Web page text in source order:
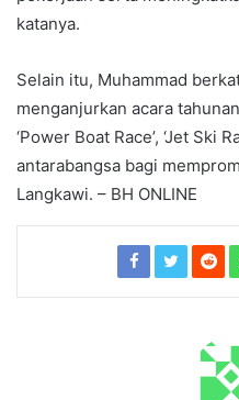
katanya.
Selain itu, Muhammad
menganjurkan acara
‘Power Boat Race’, ‘Jet Ski
antarabangsa bagi
Langkawi. – BH ONLINE